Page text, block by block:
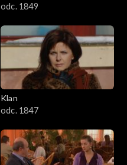
odc. 1849
Klan
odc. 1847